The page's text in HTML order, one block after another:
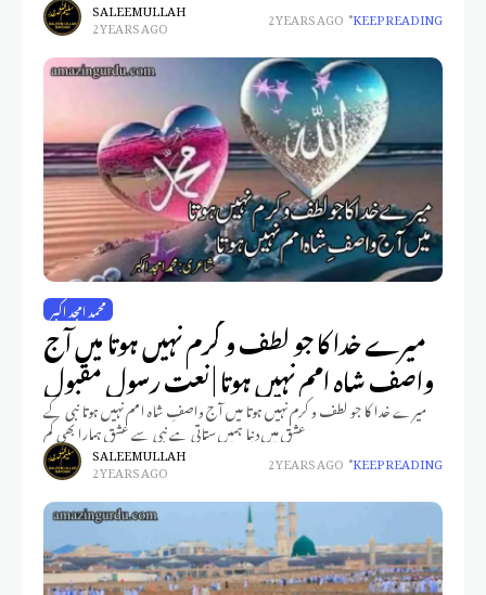
SALEEM ULLAH
2 YEARS AGO 2 YEARS AGO KEEP READING
محمد امجد اکبر
میرے خدا کا جو لطف و کرم نہیں ہوتا میں آج
واصفِ شاہ امم نہیں ہوتا | نعت رسول مقبول
میرے خدا کا جو لطف و کرم نہیں ہوتا میں آج واصفِ شاہ امم نہیں ہوتا نبی کے
عشق میں دنیا ہمیں ستاتی ہے نبی سے عشق ہمارا بھی کم
SALEEM ULLAH
2 YEARS AGO 2 YEARS AGO KEEP READING